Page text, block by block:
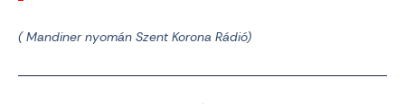
( Mandiner nyomán Szent Korona Rádió)